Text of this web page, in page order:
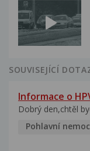
SOUVISEJÍCÍ
Informace o
Dobrý den,chtěl
Pohlavní